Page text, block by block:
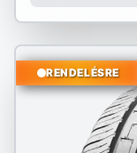
RENDELÉSRE